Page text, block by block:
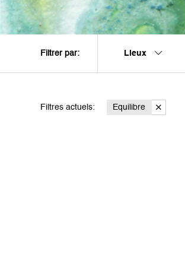
Filtrer par: Lieux
Filtres actuels: Equilibre